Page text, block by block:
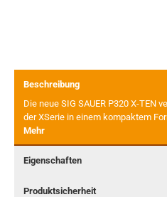
Beschreibung
Die neue SIG SAUER P320 X-TEN
der XSerie in einem kompaktem
Mehr
Eigenschaften
Produktsicherheit